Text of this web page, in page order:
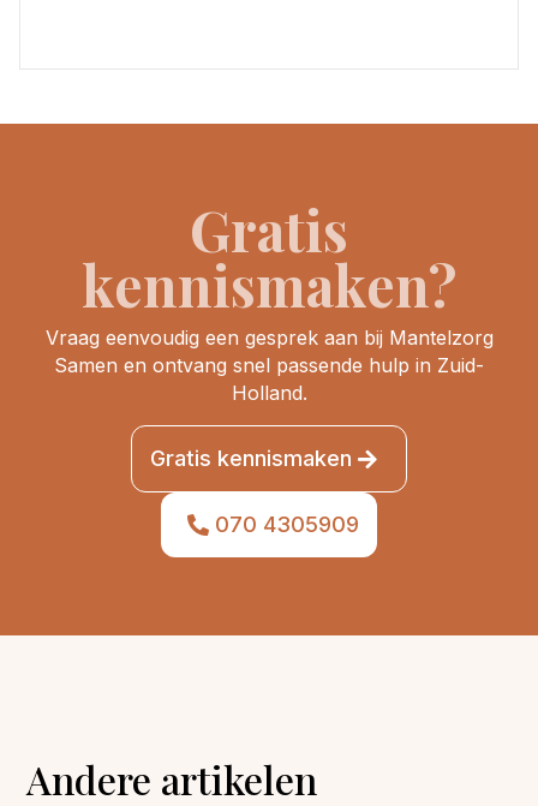
Gratis
kennismaken?
Vraag eenvoudig een gesprek aan bij Mantelzorg
Samen en ontvang snel passende hulp in Zuid-
Holland.
Gratis kennismaken
070 4305909
Andere artikelen